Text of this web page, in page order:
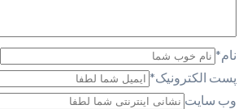
نام*
پست الکترونیک*
وب سایت